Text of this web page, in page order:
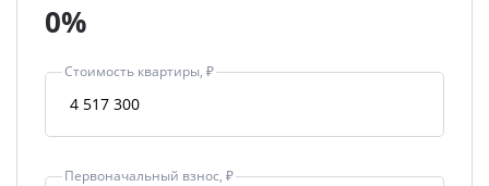
0%
Стоимость квартиры, ₽
Первоначальный взнос, ₽